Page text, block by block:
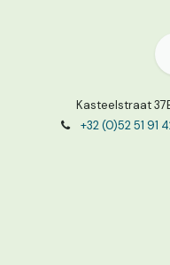
Kasteelstraat
+32 (0)52 51 91